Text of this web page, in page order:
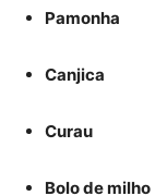
Pamonha
Canjica
Curau
Bolo de milho